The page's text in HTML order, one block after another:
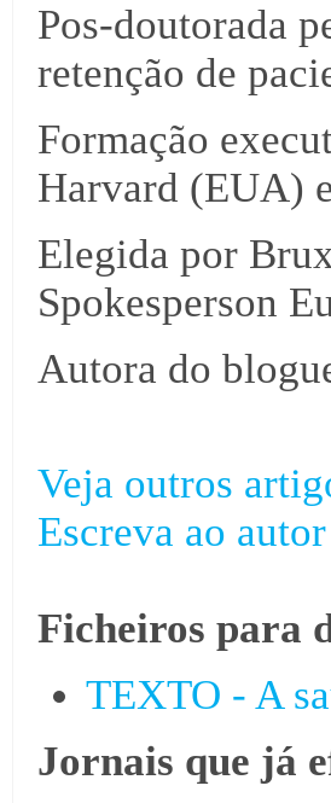
Pos-doutorada
retenção de
Formação
Harvard (EUA)
Elegida por
Spokesperson
Autora do
Veja outros
Escreva ao
Ficheiros para
TEXTO - A
Jornais que já